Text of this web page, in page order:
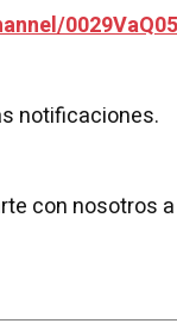
notificaciones.
con nosotros